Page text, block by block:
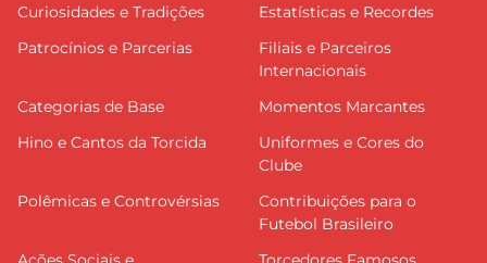
Curiosidades e Tradições
Estatísticas e Recordes
Patrocínios e Parcerias
Filiais e Parceiros
Internacionais
Categorias de Base
Momentos Marcantes
Hino e Cantos da Torcida
Uniformes e Cores do
Clube
Polêmicas e Controvérsias
Contribuições para o
Futebol Brasileiro